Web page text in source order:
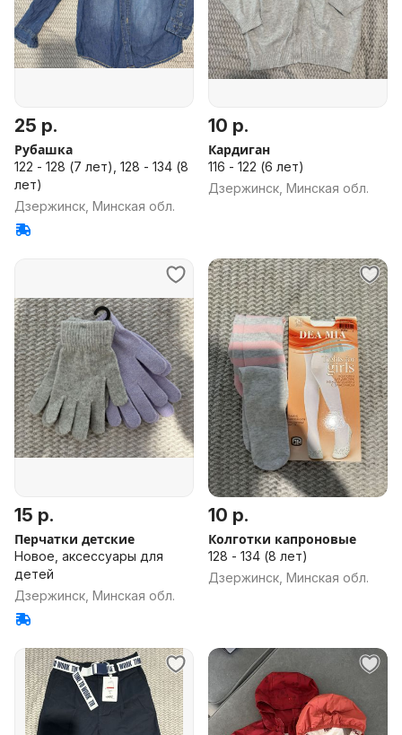
25 р.
Рубашка
122 - 128 (7 лет), 128 - 134 (8
лет)
Дзержинск, Минская обл.
10 р.
Кардиган
116 - 122 (6 лет)
Дзержинск, Минская обл.
15 р.
Перчатки детские
Новое, аксессуары для
детей
Дзержинск, Минская обл.
10 р.
Колготки капроновые
128 - 134 (8 лет)
Дзержинск, Минская обл.